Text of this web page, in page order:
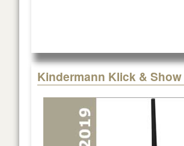
Kindermann Klick & Show